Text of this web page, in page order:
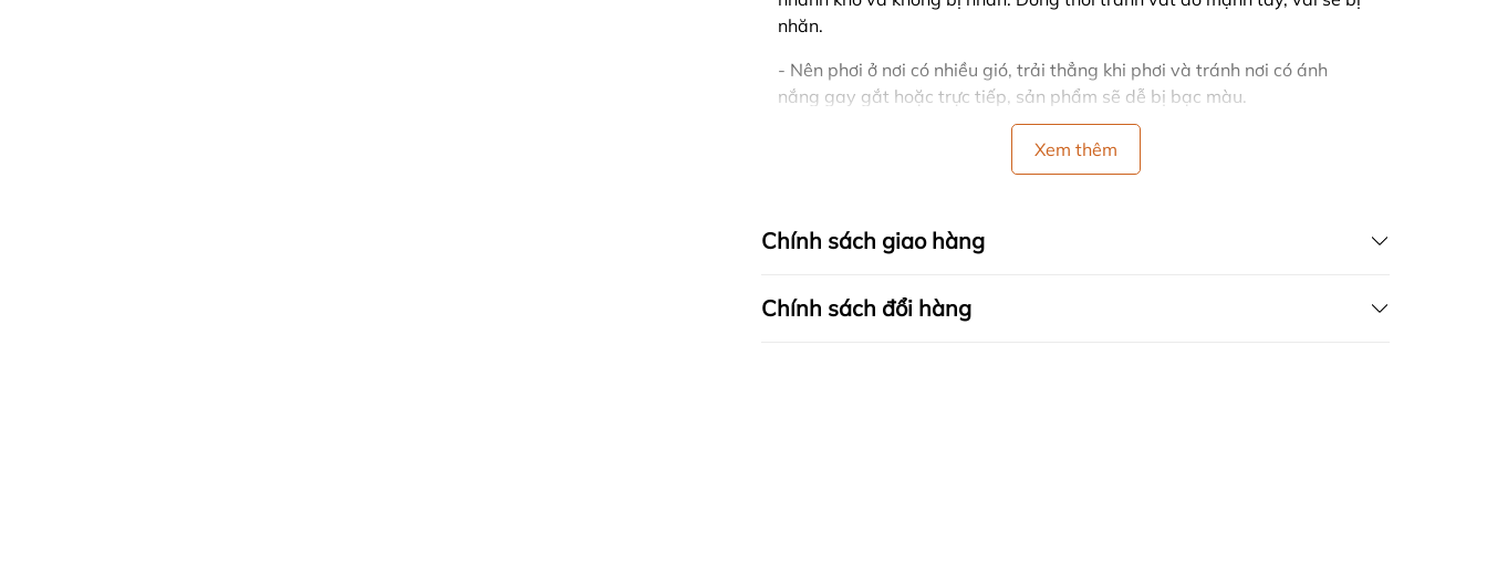
nhăn.
- Nên phơi ở nơi có nhiều gió, trải thẳng khi phơi và tránh nơi có ánh
nắng gay gắt hoặc trực tiếp, sản phẩm sẽ dễ bị bạc màu.
- Nên phân loại quần áo cùng màu, cùng chất liệu vải khi giặt.
- Hỗ trợ tư vấn 24/7
- HÀNG LỖI ĐỔI TRẢ 1 ĐỔI 1 TRONG VÒNG 7 NGÀY
Xem thêm
Chính sách giao hàng
Chính sách đổi hàng